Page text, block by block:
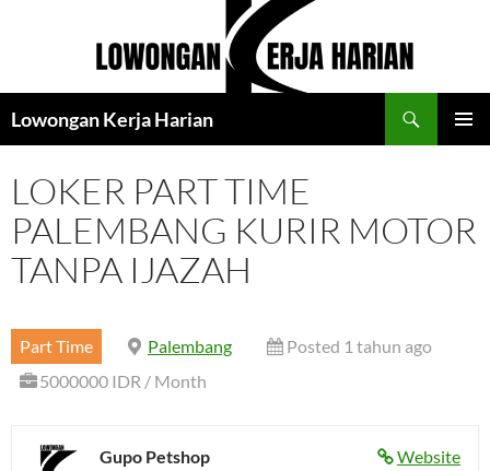
Lowongan Kerja Harian
LOKER PART TIME
PALEMBANG KURIR MOTOR
TANPA IJAZAH
Part Time Palembang
Posted 1 tahun ago
5000000 IDR / Month
Website
Gupo Petshop